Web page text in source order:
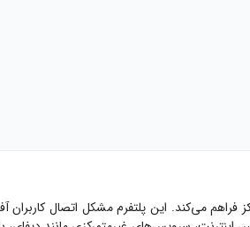
می‌کند. این پلتفرم مشکل اتصال کاربران